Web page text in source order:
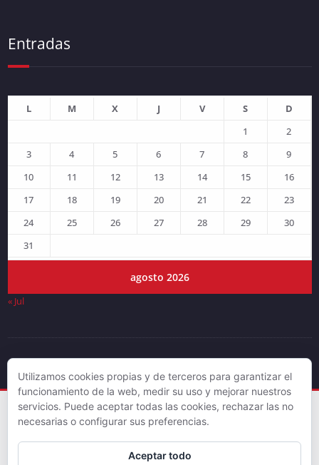
Entradas
agosto 2026
L M X J V S
D
1
2
3
4 5 6 7 8
9
10
11 12 13 14 15
16
17
18 19 20 21 22
23
24
25 26 27 28 29
30
31
« Jul
© DJLV 2019
Utilizamos cookies propias y de terceros para garantizar el
funcionamiento de la web, medir su uso y mejorar nuestros
servicios. Puede aceptar todas las cookies, rechazar las no
necesarias o configurar sus preferencias.
Aceptar todo